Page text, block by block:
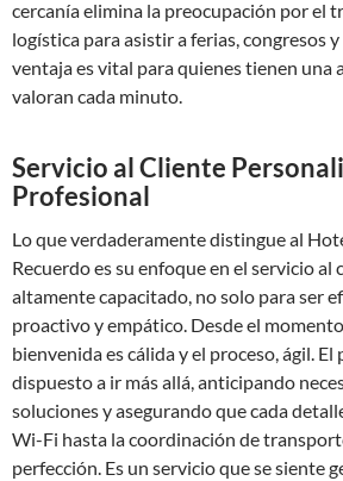
cercanía elimina la preocupación por el
logística para asistir a ferias, congresos
ventaja es vital para quienes tienen una
valoran cada minuto.
Servicio al Cliente
Profesional
Lo que verdaderamente distingue al
Recuerdo es su enfoque en el servicio al
altamente capacitado, no solo para ser
proactivo y empático. Desde el
bienvenida es cálida y el proceso, ágil.
dispuesto a ir más allá, anticipando
soluciones y asegurando que cada
Wi-Fi hasta la coordinación de
perfección. Es un servicio que se siente